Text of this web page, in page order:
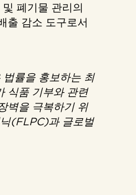
폐기물 관리의
출 감소 도구로서
률을 홍보하는 최
식품 기부와 관련
벽을 극복하기 위
(FLPC)과 글로벌